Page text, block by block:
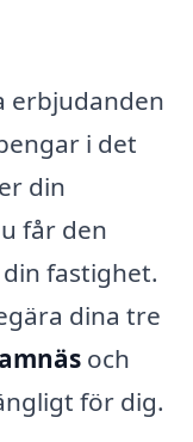
erbjudanden
i det
din
får den
fastighet.
dina tre
och
för dig.